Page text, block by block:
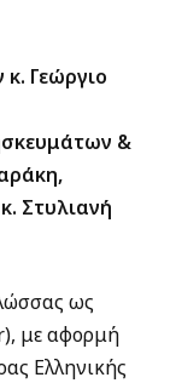
Γεώργιο
&
κ. Στυλιανή
ως
με αφορμή
Ελληνικής